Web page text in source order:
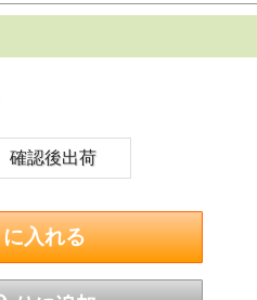
確認後出荷